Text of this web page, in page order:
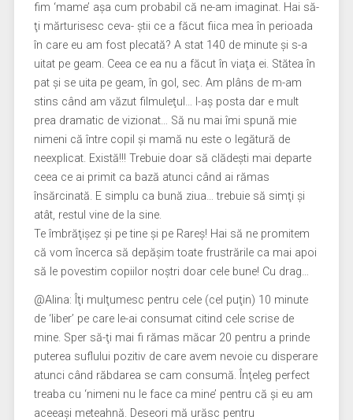
fim ‘mame’ aşa cum probabil că ne-am imaginat. Hai să-
ţi mărturisesc ceva- ştii ce a făcut fiica mea în perioada
în care eu am fost plecată? A stat 140 de minute şi s-a
uitat pe geam. Ceea ce ea nu a făcut în viaţa ei. Stătea în
pat şi se uita pe geam, în gol, sec. Am plâns de m-am
stins când am văzut filmuleţul… l-aş posta dar e mult
prea dramatic de vizionat… Să nu mai îmi spună mie
nimeni că între copil şi mamă nu este o legătură de
neexplicat. Există!!! Trebuie doar să clădeşti mai departe
ceea ce ai primit ca bază atunci când ai rămas
însărcinată. E simplu ca bună ziua… trebuie să simţi şi
atât, restul vine de la sine.
Te îmbrăţişez şi pe tine şi pe Rareş! Hai să ne promitem
că vom încerca să depăşim toate frustrările ca mai apoi
să le povestim copiilor noştri doar cele bune! Cu drag…
@Alina: Îţi mulţumesc pentru cele (cel puţin) 10 minute
de ‘liber’ pe care le-ai consumat citind cele scrise de
mine. Sper să-ţi mai fi rămas măcar 20 pentru a prinde
puterea suflului pozitiv de care avem nevoie cu disperare
atunci când răbdarea se cam consumă. Înţeleg perfect
treaba cu ‘nimeni nu le face ca mine’ pentru că şi eu am
aceeaşi meteahnă. Deseori mă urăsc pentru